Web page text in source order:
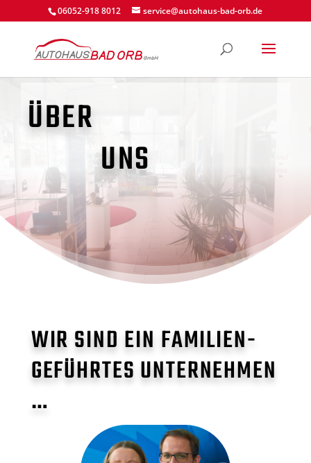
06052-918 8012 service@autohaus-bad-orb.de
ÜBER
UNS
WIR SIND EIN FAMILIEN-
GEFÜHRTES UNTERNEHMEN
…